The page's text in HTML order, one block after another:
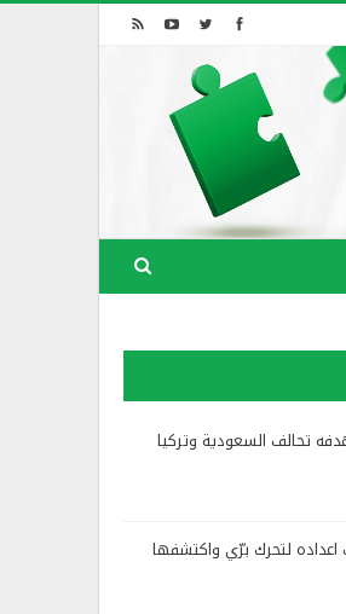
تحالف السعودية وتركيا
لتحرك برّي واكتشفها